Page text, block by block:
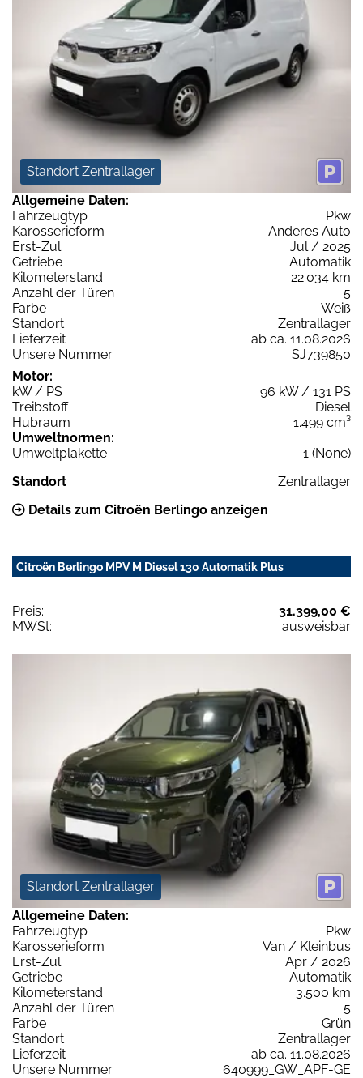
Standort Zentrallager
Allgemeine Daten:
Fahrzeugtyp
Pkw
Karosserieform
Anderes Auto
Erst-Zul.
Jul / 2025
Getriebe
Automatik
Kilometerstand
22.034 km
Anzahl der Türen
5
Farbe
Weiß
Standort
Zentrallager
Lieferzeit
ab ca. 11.08.2026
Unsere Nummer
SJ739850
Motor:
kW / PS
96 kW / 131 PS
Treibstoff
Diesel
Hubraum
1.499 cm³
Umweltnormen:
Umweltplakette
1 (None)
Standort
Zentrallager
Details zum Citroën Berlingo anzeigen
Citroën Berlingo MPV M Diesel 130 Automatik Plus
Preis:
31.399,00 €
MWSt:
ausweisbar
Standort Zentrallager
Allgemeine Daten:
Fahrzeugtyp
Pkw
Karosserieform
Van / Kleinbus
Erst-Zul.
Apr / 2026
Getriebe
Automatik
Kilometerstand
3.500 km
Anzahl der Türen
5
Farbe
Grün
Standort
Zentrallager
Lieferzeit
ab ca. 11.08.2026
Unsere Nummer
640999_GW_APF-GE